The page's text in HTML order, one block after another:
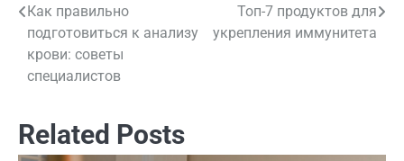
Навигация
по
записям
Как правильно
подготовиться к анализу
крови: советы
специалистов
Топ-7 продуктов для
укрепления иммунитета
Related Posts